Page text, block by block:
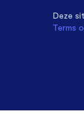
Deze
Terms